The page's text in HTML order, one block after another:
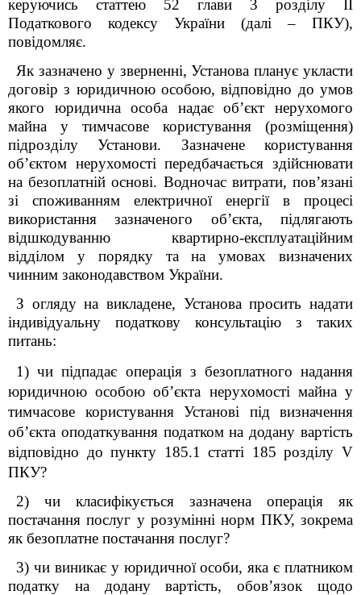
керуючись статтею 52 глави 3 розділу ІІ
Податкового кодексу України (далі – ПКУ),
повідомляє.
Як зазначено у зверненні, Установа планує укласти
договір з юридичною особою, відповідно до умов
якого юридична особа надає об’єкт нерухомого
майна у тимчасове користування (розміщення)
підрозділу Установи. Зазначене користування
об’єктом нерухомості передбачається здійснювати
на безоплатній основі. Водночас витрати, пов’язані
зі споживанням електричної енергії в процесі
використання зазначеного об’єкта, підлягають
відшкодуванню квартирно-експлуатаційним
відділом у порядку та на умовах визначених
чинним законодавством України.
З огляду на викладене, Установа просить надати
індивідуальну податкову консультацію з таких
питань:
1) чи підпадає операція з безоплатного надання
юридичною особою об’єкта нерухомості майна у
тимчасове користування Установі під визначення
об’єкта оподаткування податком на додану вартість
відповідно до пункту 185.1 статті 185розділу V
ПКУ?
2) чи класифікується зазначена операція як
постачання послуг у розумінні норм ПКУ, зокрема
як безоплатне постачання послуг?
3) чи виникає у юридичної особи, яка є платником
податку на додану вартість, обов’язок щодо